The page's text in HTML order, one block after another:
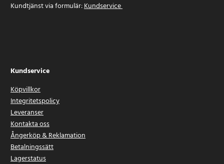
Kundtjänst via formulär:Kundservice
Kundservice
Köpvillkor
Integritetspolicy
Leveranser
Kontakta oss
Ångerköp & Reklamation
Betalningssätt
Lagerstatus